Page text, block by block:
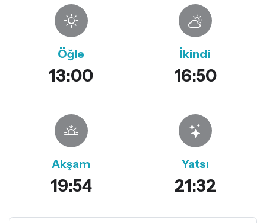
Öğle
13:00
İkindi
16:50
Akşam
19:54
Yatsı
21:32